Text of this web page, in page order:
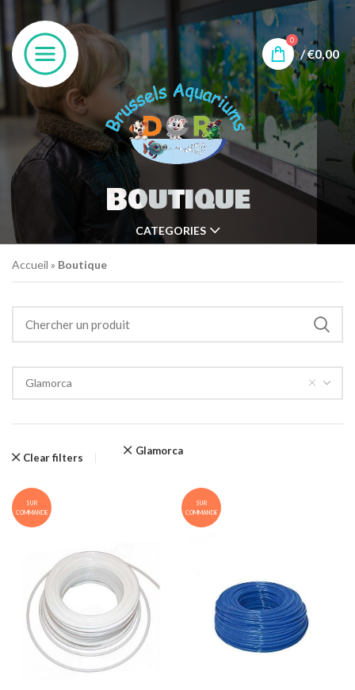
0
/€0,00
Boutique
CATEGORIES
Accueil » Boutique
Glamorca
Clear filters
Glamorca
SUR
COMMANDE
SUR
COMMANDE